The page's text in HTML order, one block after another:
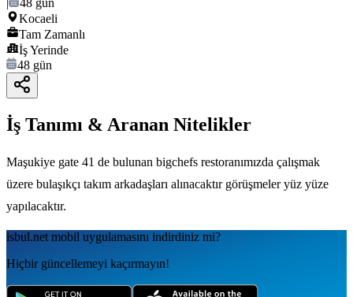
|
48 gün
Kocaeli
Tam Zamanlı
İş Yerinde
48 gün
İş Tanımı & Aranan Nitelikler
Maşukiye gate 41 de bulunan bigchefs restoranımızda çalışmak
üzere bulaşıkçı takım arkadaşları alınacaktır görüşmeler yüz yüze
yapılacaktır.
isbul.net mobil uygulamаsını indirdiniz mi?
Hiçbir güncellemeyi kaçırmayın!